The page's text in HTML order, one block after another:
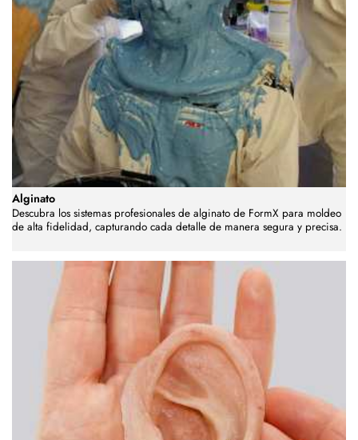
Alginato
Descubra los sistemas profesionales de alginato de FormX para moldeo
de alta fidelidad, capturando cada detalle de manera segura y precisa.